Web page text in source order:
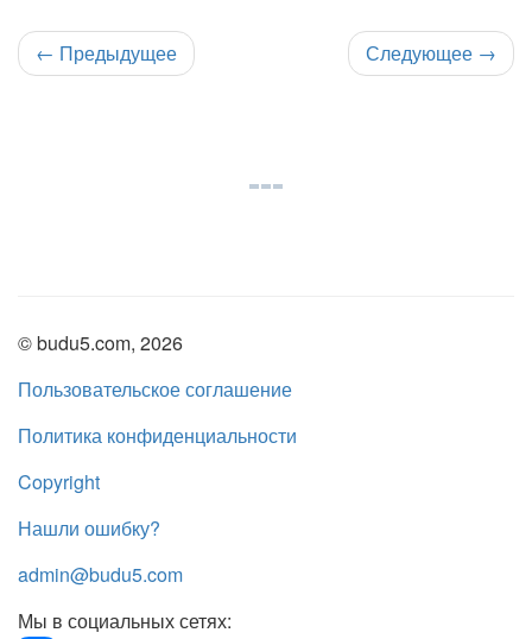
← Предыдущее Следующее →
© budu5.com, 2026
Пользовательское соглашение
Политика конфиденциальности
Copyright
Нашли ошибку?
admin@budu5.com
Мы в социальных сетях: